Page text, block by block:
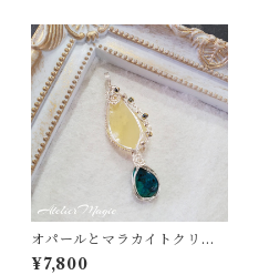
オパールとマラカイトクリソ
コラの二連ペンダントトップ
¥7,800